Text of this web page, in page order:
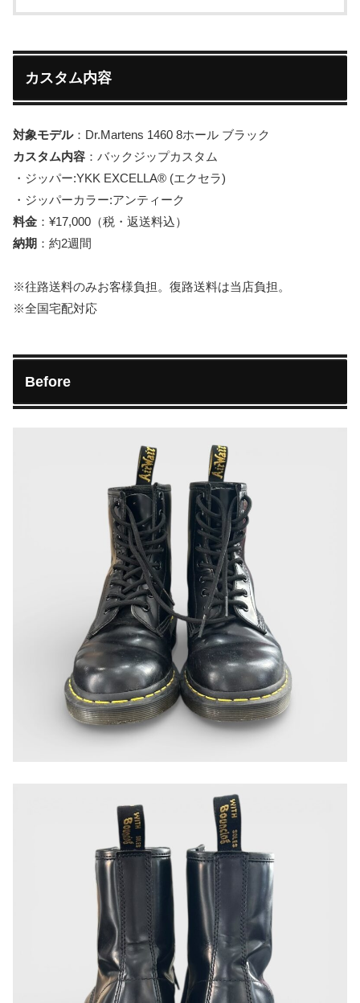
カスタム内容
対象モデル：Dr.Martens 1460 8ホール ブラック
カスタム内容 ：バックジップカスタム
・ジッパー:YKK EXCELLA®︎ (エクセラ)
・ジッパーカラー:アンティーク
料金 ：¥17,000（税・返送料込）
納期 ：約2週間
※往路送料のみお客様負担。復路送料は当店負担。
※全国宅配対応
Before